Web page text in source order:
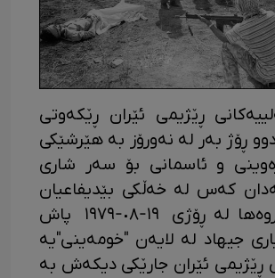
ڕێژیمی ئێران ڕێکەوتی
٠٣-١٩٧٩ دوو ڕۆژ بەر لە نەورۆز بە هێرشێکی
زەوینی و ئاسمانی بۆ سەر شاری
کەس لە خەڵکی بێدیفاعیان
کوشت. هەروەها له ڕۆژی ١٩-٠٨-١٩٧٩ پاش
جیهاد له لایەن "خومەینی"یه
ڕێژیمی ئێران جارێکی دیکەش بە